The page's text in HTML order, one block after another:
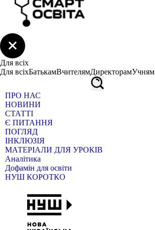
Для всіх
Для всіхБатькамВчителямДиректорамУчням
ПРО НАС
НОВИНИ
СТАТТІ
Є ПИТАННЯ
ПОГЛЯД
ІНКЛЮЗІЯ
МАТЕРІАЛИ ДЛЯ УРОКІВ
Аналітика
Дофамін для освіти
НУШ КОРОТКО